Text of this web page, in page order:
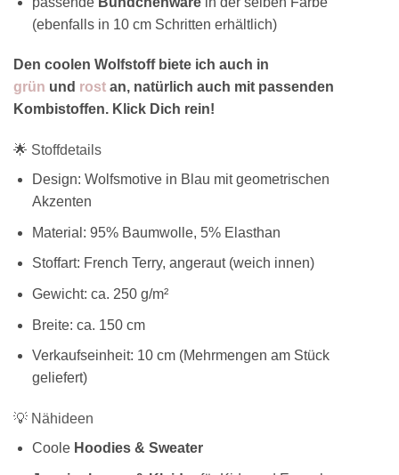
(ebenfalls in 10 cm Schritten erhältlich)
Den coolen Wolfstoff biete ich auch in
grün und rost an, natürlich auch mit passenden
Kombistoffen. Klick Dich rein!
🌟 Stoffdetails
Design: Wolfsmotive in Blau mit geometrischen
Akzenten
Material: 95% Baumwolle, 5% Elasthan
Stoffart: French Terry, angeraut (weich innen)
Gewicht: ca. 250 g/m²
Breite: ca. 150 cm
Verkaufseinheit: 10 cm (Mehrmengen am Stück
geliefert)
💡 Nähideen
Coole Hoodies & Sweater